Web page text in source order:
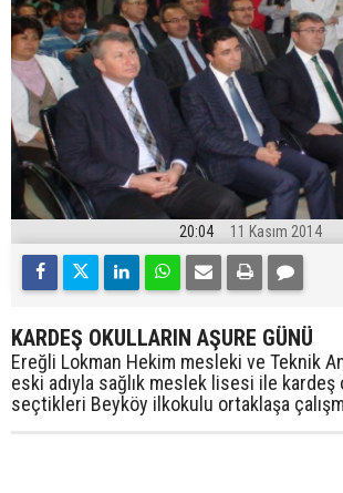
20:04 11 Kasım 2014
KARDEŞ OKULLARIN AŞURE GÜNÜ
Ereğli Lokman Hekim mesleki ve Teknik
eski adıyla sağlık meslek lisesi ile kardeş
seçtikleri Beyköy ilkokulu ortaklaşa